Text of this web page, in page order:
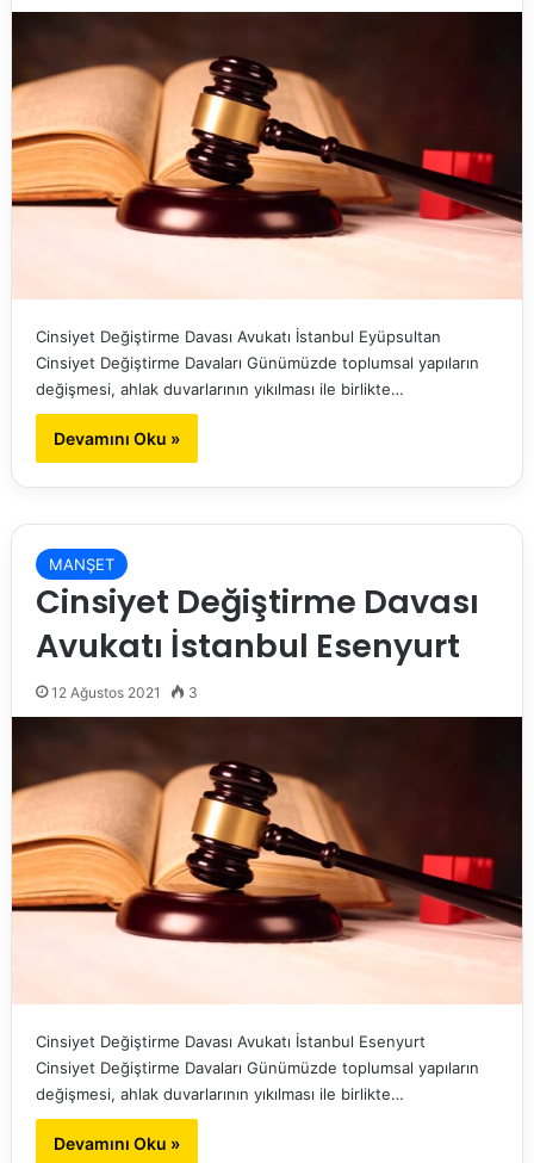
Cinsiyet Değiştirme Davası Avukatı İstanbul Eyüpsultan
Cinsiyet Değiştirme Davaları Günümüzde toplumsal yapıların
değişmesi, ahlak duvarlarının yıkılması ile birlikte…
Devamını Oku »
MANŞET
Cinsiyet Değiştirme Davası
Avukatı İstanbul Esenyurt
12 Ağustos 2021 3
Cinsiyet Değiştirme Davası Avukatı İstanbul Esenyurt
Cinsiyet Değiştirme Davaları Günümüzde toplumsal yapıların
değişmesi, ahlak duvarlarının yıkılması ile birlikte…
Devamını Oku »